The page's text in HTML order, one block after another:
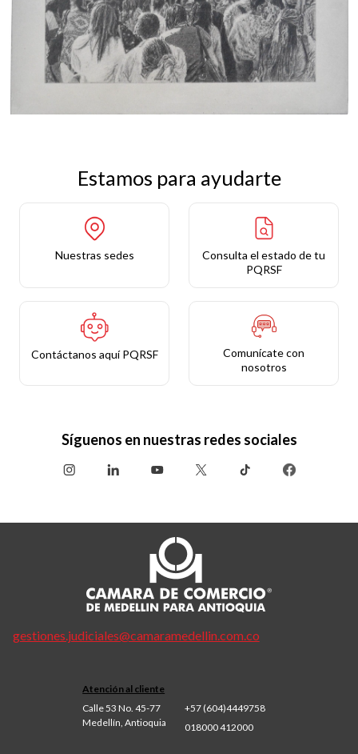
Estamos para ayudarte
Nuestras sedes
Consulta el estado de tu
PQRSF
Contáctanos aquí PQRSF
Comunícate con
nosotros
Síguenos en nuestras redes sociales
gestiones.judiciales@camaramedellin.com.co
Atención al cliente
Calle 53 No. 45-77
Medellín, Antioquia
+57 (604)4449758
018000 412000